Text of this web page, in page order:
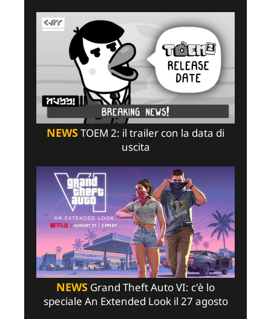
NEWSTOEM 2: il trailer con la data di
uscita
NEWS Grand Theft Auto VI: c'è lo
speciale An Extended Look il 27 agosto